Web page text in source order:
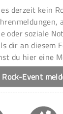
derzeit kein
oder soziale
dir an diesem
du hier eine
Rock-Event